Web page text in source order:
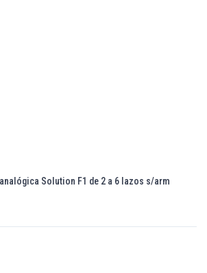
Solution F1 de 2 a 6 lazos s/arm